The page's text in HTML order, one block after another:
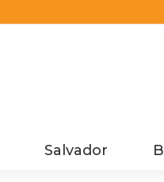
Salvador